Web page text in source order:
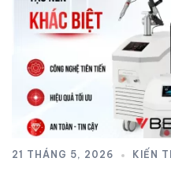
21 THÁNG 5, 2026 KIẾN